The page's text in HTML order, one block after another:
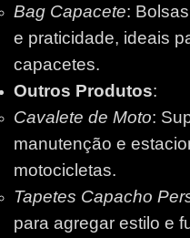
Bag Capacete:
e praticidade, ideais
capacetes.
Outros Produtos:
Cavalete de Moto:
manutenção e
motocicletas.
Tapetes Capacho
para agregar estilo e